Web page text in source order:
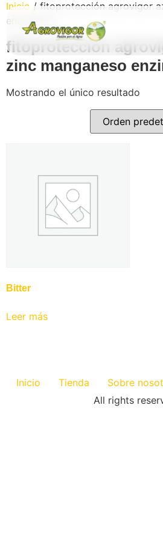
Inicio / fitoprotección agrovigor
enzimático
fitoprotección
zinc manganeso
Mostrando el único resultado
Bitter
Leer más
Inicio Tienda Sobre
All rights